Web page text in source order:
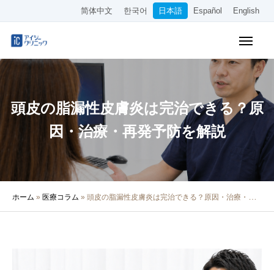
简体中文 한국어 日本語 Español English
頭皮の脂漏性皮膚炎は完治できる？原
因・治療・再発予防を解説
ホーム » 医療コラム » 頭皮の脂漏性皮膚炎は完治できる？原因・治療・再発予防を解説
アクセス
クリニック紹介
院長・医師の紹介